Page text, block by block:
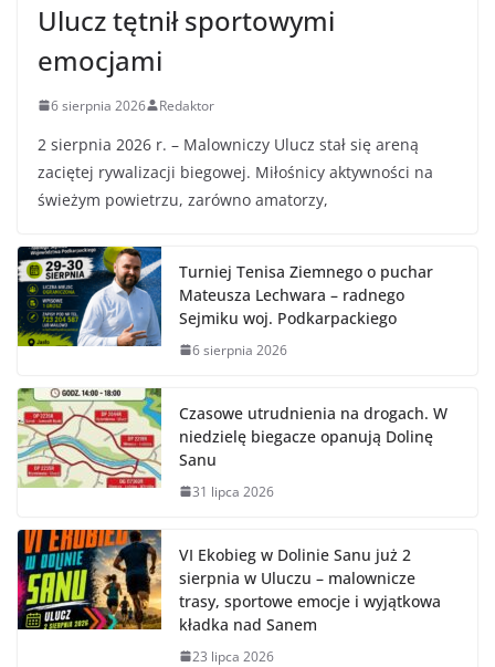
Ulucz tętnił sportowymi
emocjami
6 sierpnia 2026 Redaktor
2 sierpnia 2026 r. – Malowniczy Ulucz stał się areną
zaciętej rywalizacji biegowej. Miłośnicy aktywności na
świeżym powietrzu, zarówno amatorzy,
Turniej Tenisa Ziemnego o puchar
Mateusza Lechwara – radnego
Sejmiku woj. Podkarpackiego
6 sierpnia 2026
Czasowe utrudnienia na drogach. W
niedzielę biegacze opanują Dolinę
Sanu
31 lipca 2026
VI Ekobieg w Dolinie Sanu już 2
sierpnia w Uluczu – malownicze
trasy, sportowe emocje i wyjątkowa
kładka nad Sanem
23 lipca 2026